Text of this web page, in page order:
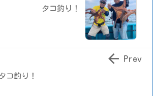
タコ釣り！
タコ釣り！
 Prev